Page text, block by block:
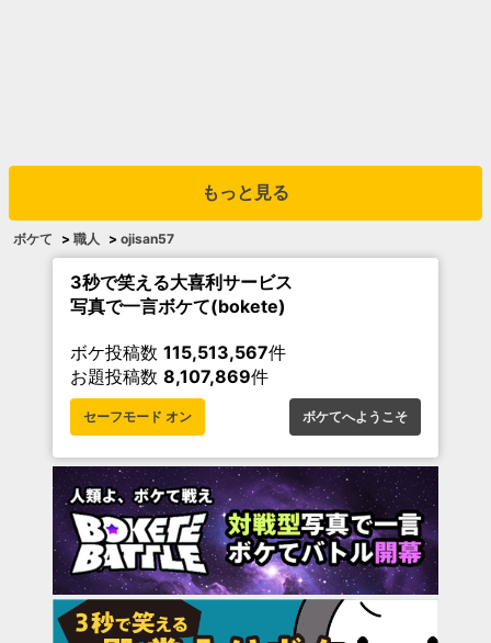
もっと見る
ボケて > 職人 > ojisan57
3秒で笑える大喜利サービス
写真で一言ボケて(bokete)
ボケ投稿数 115,513,567件
お題投稿数 8,107,869件
セーフモード オン ボケてへようこそ